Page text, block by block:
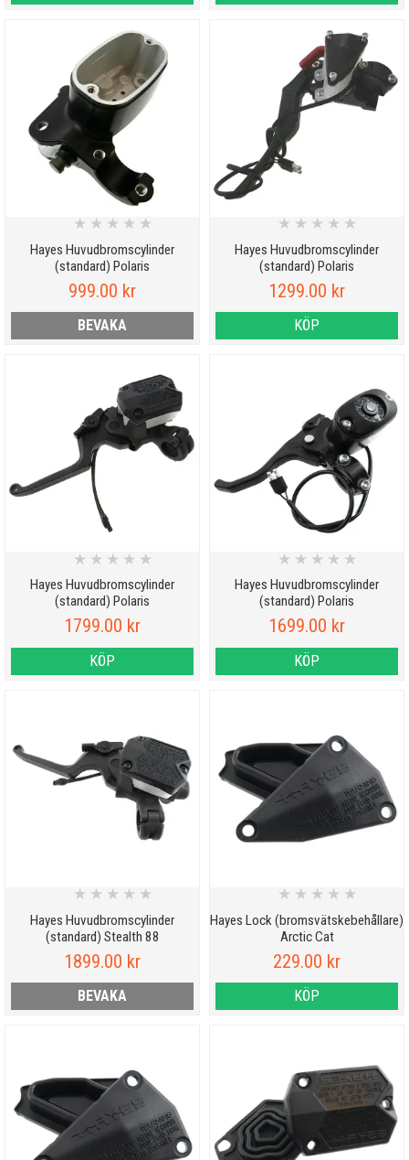
Hayes Huvudbromscylinder
(standard) Polaris
★ ★ ★ ★ ★
999.00 kr
BEVAKA
Hayes Huvudbromscylinder
(standard) Polaris
★ ★ ★ ★ ★
1299.00 kr
KÖP
Hayes Huvudbromscylinder
(standard) Polaris
★ ★ ★ ★ ★
1799.00 kr
KÖP
Hayes Huvudbromscylinder
(standard) Polaris
★ ★ ★ ★ ★
1699.00 kr
KÖP
Hayes Huvudbromscylinder
(standard) Stealth 88
★ ★ ★ ★ ★
1899.00 kr
BEVAKA
Hayes Lock (bromsvätskebehållare)
Arctic Cat
★ ★ ★ ★ ★
229.00 kr
KÖP